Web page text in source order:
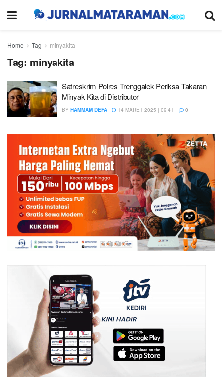
Home Tag minyakita
Tag: minyakita
Satreskrim Polres Trenggalek Periksa Takaran
Minyak Kita di Distributor
BY HAMMAM DEFA 14 MARET 2025 | 09:41 0